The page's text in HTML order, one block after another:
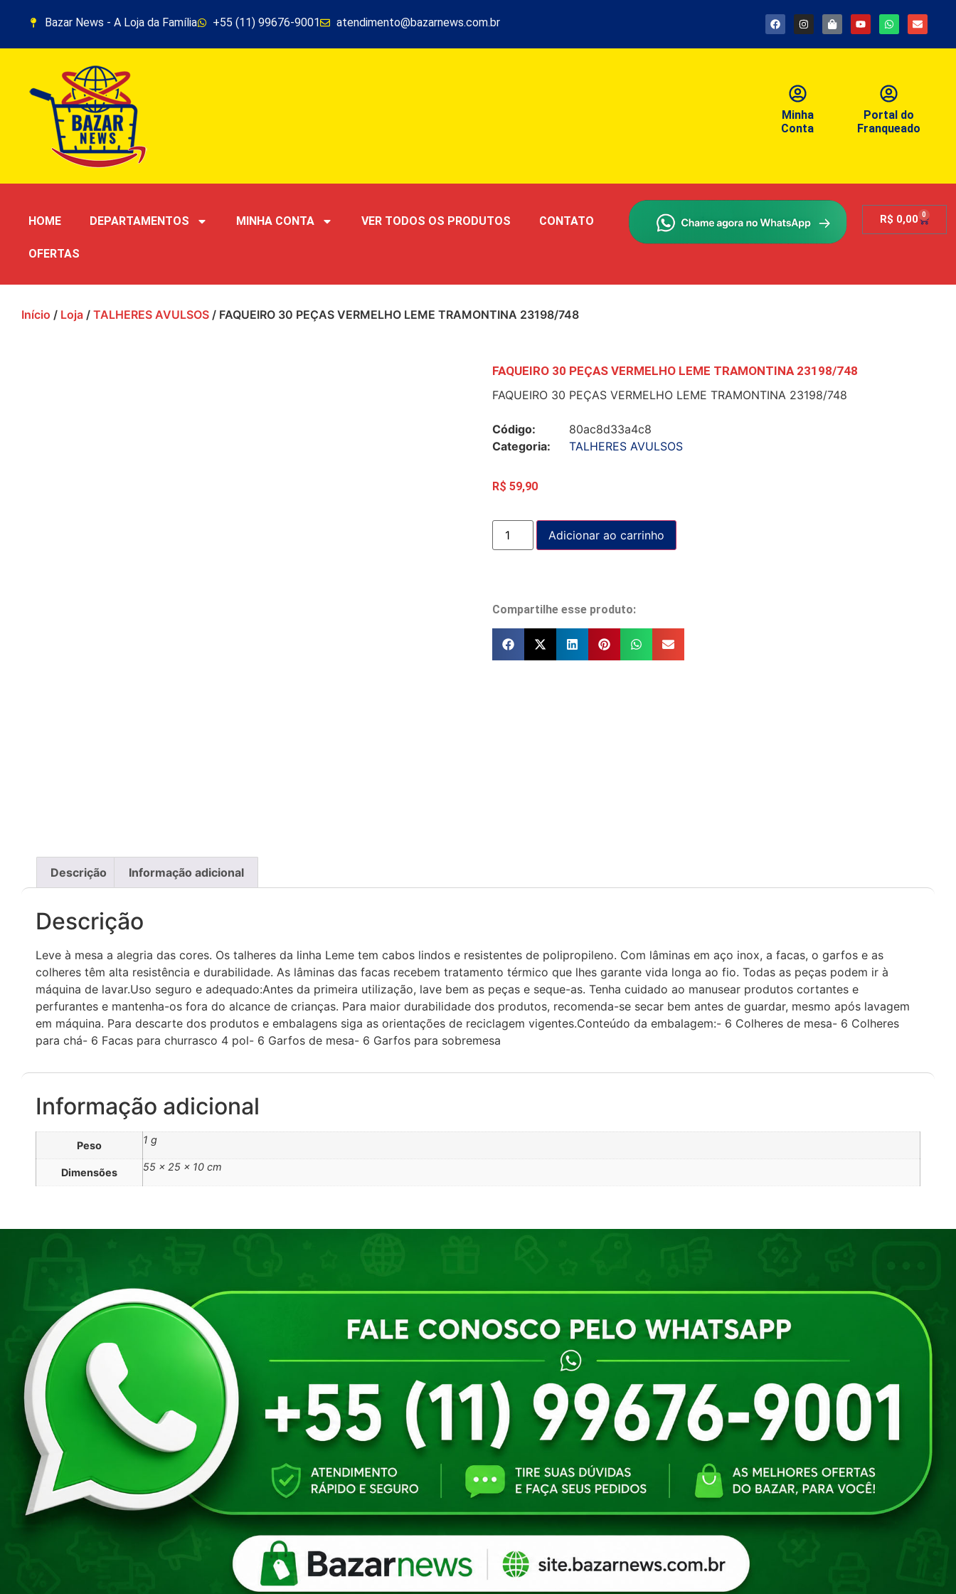
Bazar News - A Loja da Família +55 (11) 99676-9001 atendimento@bazarnews.com.br
Minha
Conta
Portal do
Franqueado
HOME DEPARTAMENTOS MINHA CONTA VER TODOS OS PRODUTOS CONTATO
OFERTAS
R$ 0,00 0
Início / Loja / TALHERES AVULSOS / FAQUEIRO 30 PEÇAS VERMELHO LEME TRAMONTINA 23198/748
FAQUEIRO 30 PEÇAS VERMELHO LEME TRAMONTINA 23198/748
FAQUEIRO 30 PEÇAS VERMELHO LEME TRAMONTINA 23198/748
Código:
80ac8d33a4c8
Categoria:
TALHERES AVULSOS
R$ 59,90
Adicionar ao carrinho
Compartilhe esse produto:
Descrição Informação adicional
Descrição
Leve à mesa a alegria das cores. Os talheres da linha Leme tem cabos lindos e resistentes de polipropileno. Com lâminas em aço inox, a facas, o garfos e as
colheres têm alta resistência e durabilidade. As lâminas das facas recebem tratamento térmico que lhes garante vida longa ao fio. Todas as peças podem ir à
máquina de lavar.Uso seguro e adequado:Antes da primeira utilização, lave bem as peças e seque-as. Tenha cuidado ao manusear produtos cortantes e
perfurantes e mantenha-os fora do alcance de crianças. Para maior durabilidade dos produtos, recomenda-se secar bem antes de guardar, mesmo após lavagem
em máquina. Para descarte dos produtos e embalagens siga as orientações de reciclagem vigentes.Conteúdo da embalagem:- 6 Colheres de mesa- 6 Colheres
para chá- 6 Facas para churrasco 4 pol- 6 Garfos de mesa- 6 Garfos para sobremesa
Informação adicional
Peso 1 g
Dimensões 55 × 25 × 10 cm